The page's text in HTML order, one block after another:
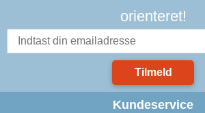
orienteret!
Tilmeld
Kundeservice